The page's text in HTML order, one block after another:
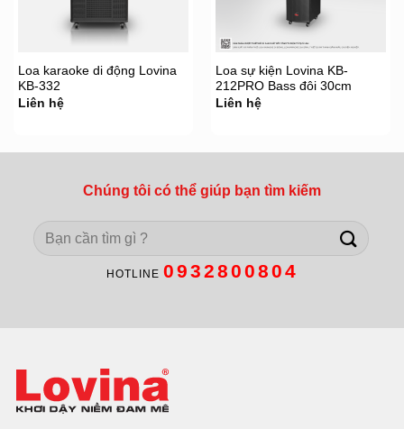
Loa karaoke di động Lovina
KB-332
Liên hệ
Loa sự kiện Lovina KB-
212PRO Bass đôi 30cm
Liên hệ
Chúng tôi có thể giúp bạn tìm kiếm
Search
for:
HOTLINE 0932800804